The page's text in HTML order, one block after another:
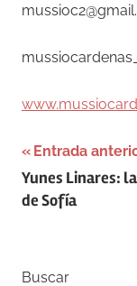
de
Entrada
Yunes Linares:
de Sofía
Buscar